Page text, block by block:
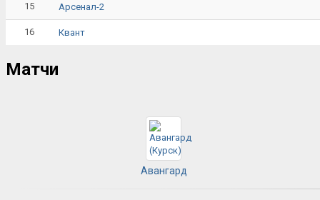
15 Арсенал-2
16 Квант
Матчи
Авангард